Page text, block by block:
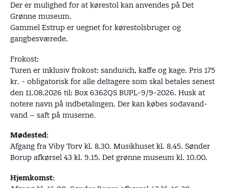
Der er mulighed for at kørestol kan anvendes på Det
Grønne museum.
Gammel Estrup er uegnet for kørestolsbruger og
gangbesværede.
Frokost:
Turen er inklusiv frokost: sandwich, kaffe og kage. Pris 175
kr. - obligatorisk for alle deltagere som skal betales senest
den 11.08.2026 til: Box 6362QS BUPL-9/9-2026. Husk at
notere navn på indbetalingen. Der kan købes sodavand-
vand – saft på muserne.
Mødested:
Afgang fra Viby Torv kl. 8.30. Musikhuset kl. 8.45. Sønder
Borup afkørsel 43 kl. 9.15. Det grønne museum kl. 10.00.
Hjemkomst: